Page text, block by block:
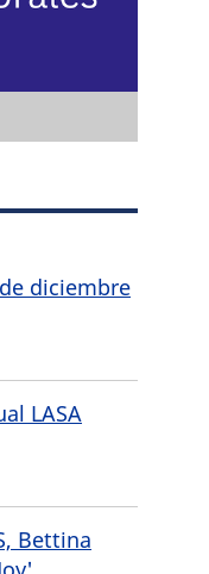
diciembre
LASA
Bettina